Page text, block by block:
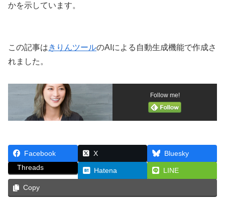
かを示しています。
この記事はきりんツールのAIによる自動生成機能で作成さ
れました。
Follow me!
Facebook X
Bluesky
Threads
Hatena LINE
Copy